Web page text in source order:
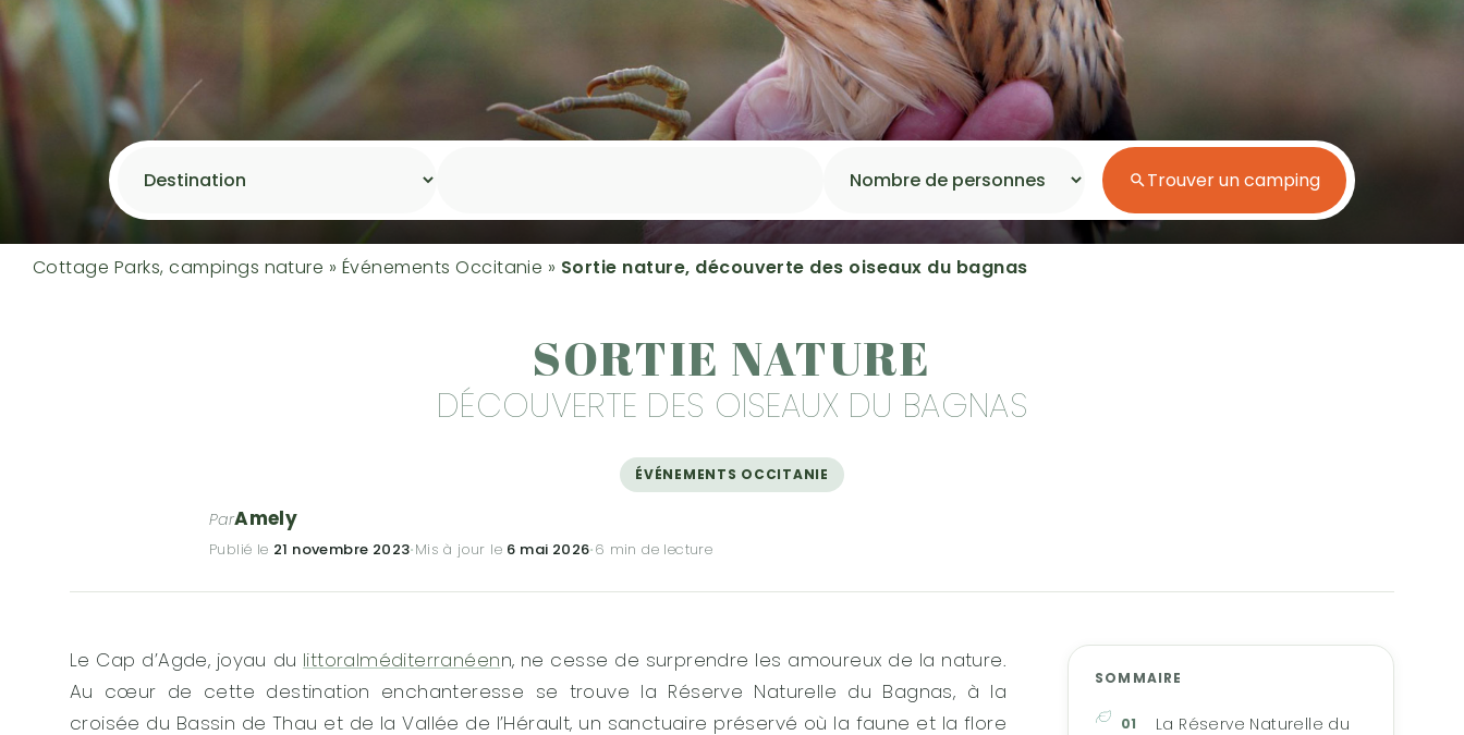
Espace aquatique
Accès direct plage
Séjour en bord de mer
Séjour nature
Trouver un camping
Cottage Parks, campings nature » Événements Occitanie » Sortie nature, découverte des oiseaux du bagnas
SORTIE NATURE
DÉCOUVERTE DES OISEAUX DU BAGNAS
ÉVÉNEMENTS OCCITANIE
ParAmely
Publié le 21 novembre 2023·Mis à jour le 6 mai 2026·6 min de lecture
Le Cap d’Agde, joyau du littoralméditerranéenn, ne cesse de surprendre les amoureux de la nature.
Au cœur de cette destination enchanteresse se trouve la Réserve Naturelle du Bagnas, à la
croisée du Bassin de Thau et de la Vallée de l’Hérault, un sanctuaire préservé où la faune et la flore
SOMMAIRE
La Réserve Naturelle du